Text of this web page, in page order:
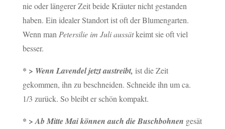
nie oder längerer Zeit beide Kräuter nicht gestanden
haben. Ein idealer Standort ist oft der Blumengarten.
Wenn man Petersilie im Juli aussätkeimt sie oft viel
besser.
* > Wenn Lavendel jetzt austreibt, ist die Zeit
gekommen, ihn zu beschneiden. Schneide ihn um ca.
1/3 zurück. So bleibt er schön kompakt.
* >Ab Mitte Mai können auch die Buschbohnen gesät